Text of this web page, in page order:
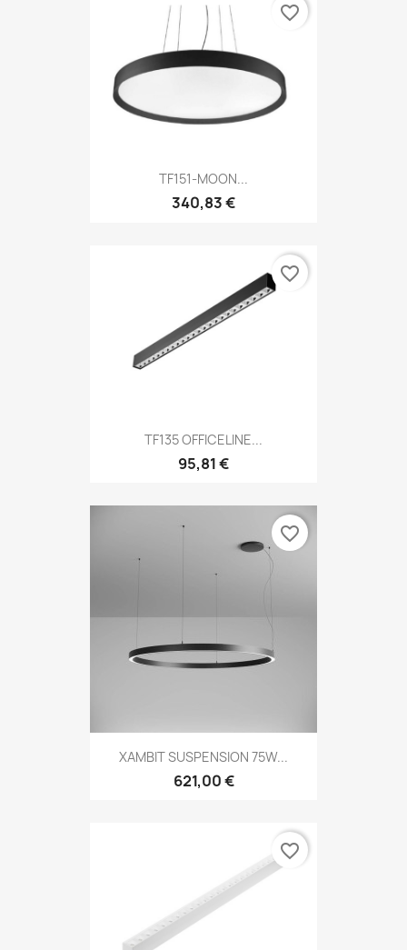
TF151-MOON...
340,83 €
favorite_border
TF135 OFFICELINE...
95,81 €
favorite_border
XAMBIT SUSPENSION 75W...
621,00 €
favorite_border
favorite_border